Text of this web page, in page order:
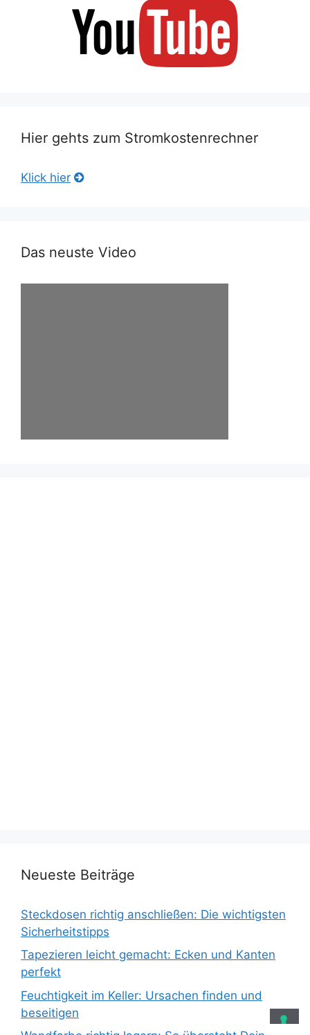
Hier gehts zum Stromkostenrechner
Klick hier
Das neuste Video
Neueste Beiträge
Steckdosen richtig anschließen: Die wichtigsten
Sicherheitstipps
Tapezieren leicht gemacht: Ecken und Kanten
perfekt
Feuchtigkeit im Keller: Ursachen finden und
beseitigen